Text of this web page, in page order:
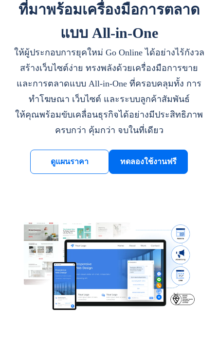
ที่มาพร้อมเครื่องมือการตลาด
แบบ All-in-One
ให้ผู้ประกอบการยุคใหม่ Go Online ได้อย่างไร้กังวล
สร้างเว็บไซต์ง่าย ทรงพลังด้วยเครื่องมือการขาย
และการตลาดแบบ All-in-One ที่ครอบคลุมทั้ง การ
ทำโฆษณา เว็บไซต์ และระบบลูกค้าสัมพันธ์
ให้คุณพร้อมขับเคลื่อนธุรกิจได้อย่างมีประสิทธิภาพ
ครบกว่า คุ้มกว่า จบในที่เดียว
ดูแผนราคา ทดลองใช้งานฟรี